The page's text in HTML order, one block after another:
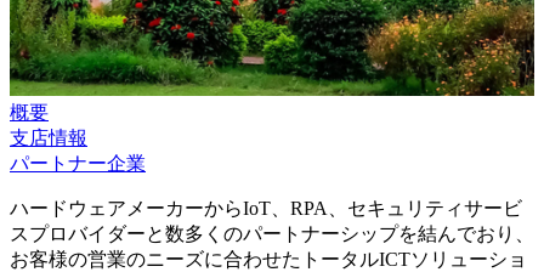
概要
支店情報
パートナー企業
ハードウェアメーカーからIoT、RPA、セキュリティサービ
スプロバイダーと数多くのパートナーシップを結んでおり、
お客様の営業のニーズに合わせたトータルICTソリューショ